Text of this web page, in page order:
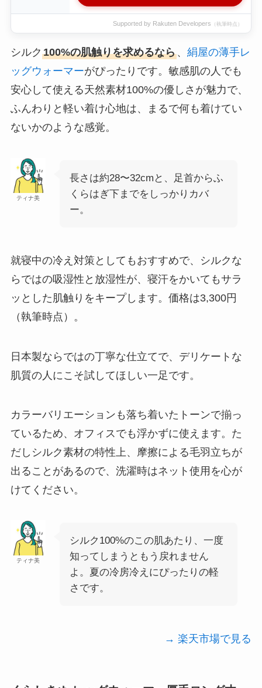
Supported by Rakuten Developers （執筆時点）
シルク 100%の肌触りを求めるなら、 絹屋の薄手レ
ッグウォーマーがぴったりです。敏感肌の人でも
安心して使える天然素材100%の優しさが魅力で、
ふんわりと軽い着け心地は、まるで何も着けてい
ないかのような感覚。
ティナ美
長さは約28〜32cmと、足首からふ
くらはぎ下までをしっかりカバ
ー。
就寝中の冷え対策としてもおすすめで、シルクな
らではの吸湿性と放湿性が、寝汗をかいてもサラ
ッとした肌触りをキープします。価格は3,300円
（執筆時点）。
日本製ならではの丁寧な仕立てで、デリケートな
肌質の人にこそ試してほしい一足です。
カラーバリエーションも落ち着いたトーンで揃っ
ているため、オフィスでも浮かずに使えます。た
だしシルク素材の特性上、摩擦による毛羽立ちが
出ることがあるので、洗濯時はネット使用を心が
けてください。
ティナ美
シルク100%のこの肌あたり、一度
知ってしまうともう戻れません
よ。夏の冷房冷えにぴったりの軽
さです。
→ 楽天市場で見る